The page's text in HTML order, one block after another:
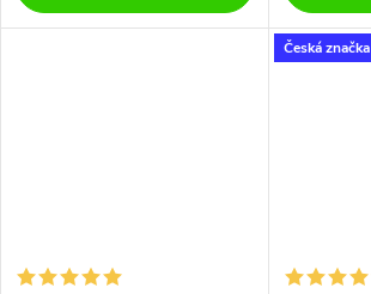
Česká značka